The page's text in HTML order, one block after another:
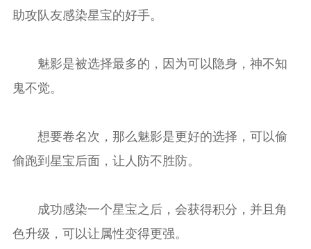
助攻队友感染星宝的好手。
魅影是被选择最多的，因为可以隐身，神不知
鬼不觉。
想要卷名次，那么魅影是更好的选择，可以偷
偷跑到星宝后面，让人防不胜防。
成功感染一个星宝之后，会获得积分，并且角
色升级，可以让属性变得更强。